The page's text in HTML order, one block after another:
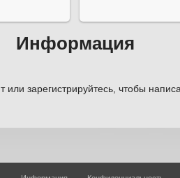
Информация
или зарегистрируйтесь, чтобы